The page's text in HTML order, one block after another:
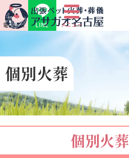
電話相談 LINE メニュー
個別火葬
個別火葬